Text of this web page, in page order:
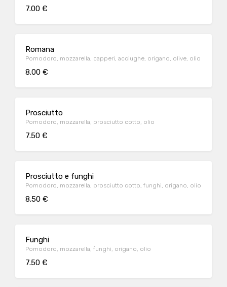
7.00 €
Romana
Pomodoro, mozzarella, capperi, acciughe, origano, olive, olio
8.00 €
Prosciutto
Pomodoro, mozzarella, prosciutto cotto, olio
7.50 €
Prosciutto e funghi
Pomodoro, mozzarella, prosciutto cotto, funghi, origano, olio
8.50 €
Funghi
Pomodoro, mozzarella, funghi, origano, olio
7.50 €